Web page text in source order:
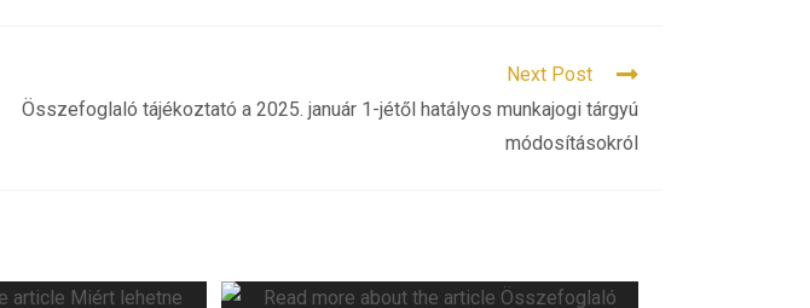
Next Post
Összefoglaló tájékoztató a 2025. január 1-jétől hatályos munkajogi tárgyú
módosításokról